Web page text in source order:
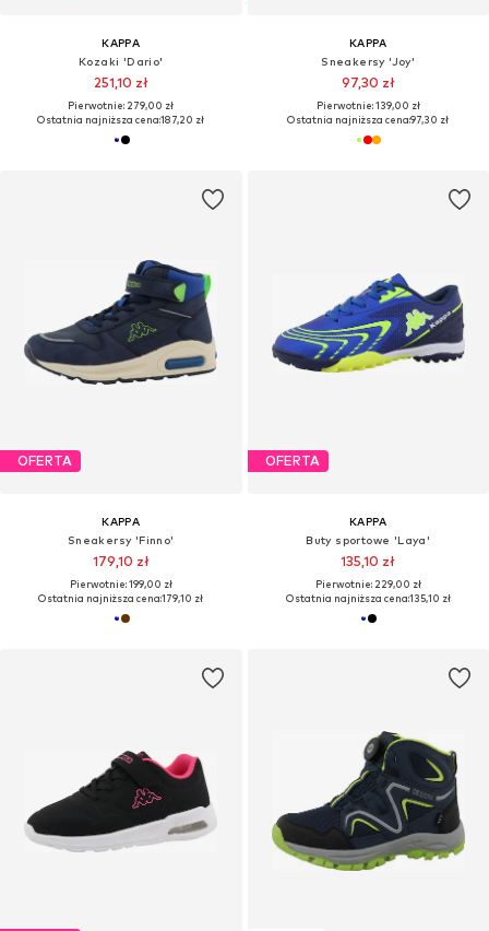
KAPPA
Kozaki 'Dario'
251,10 zł
Pierwotnie: 279,00 zł
Ostatnia najniższa cena:187,20 zł
KAPPA
Sneakersy 'Joy'
97,30 zł
Pierwotnie: 139,00 zł
Ostatnia najniższa cena:97,30 zł
OFERTA
KAPPA
Sneakersy 'Finno'
179,10 zł
Pierwotnie: 199,00 zł
Ostatnia najniższa cena:179,10 zł
OFERTA
KAPPA
Buty sportowe 'Laya'
135,10 zł
Pierwotnie: 229,00 zł
Ostatnia najniższa cena:135,10 zł